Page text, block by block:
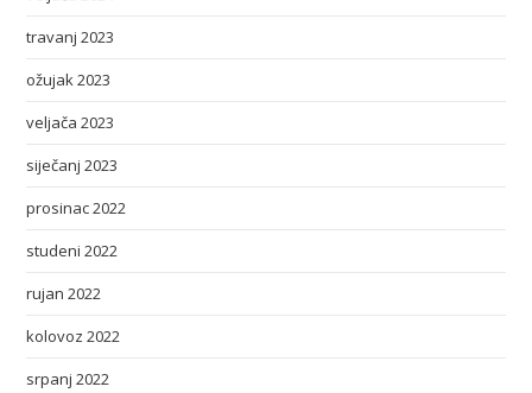
travanj 2023
ožujak 2023
veljača 2023
siječanj 2023
prosinac 2022
studeni 2022
rujan 2022
kolovoz 2022
srpanj 2022